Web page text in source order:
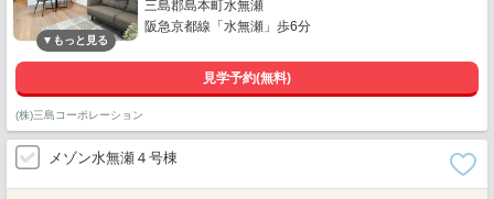
三島郡島本町水無瀬
阪急京都線「水無瀬」歩6分
見学予約(無料)
(株)三島コーポレーション
メゾン水無瀬４号棟